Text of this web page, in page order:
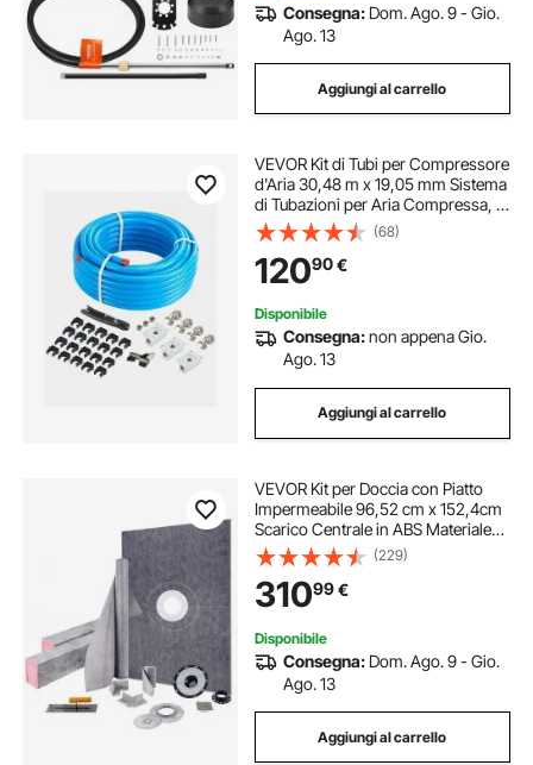
Consegna: Dom. Ago. 9 - Gio.
Ago. 13
Aggiungi al carrello
VEVOR Kit di Tubi per Compressore
d'Aria 30,48 m x 19,05 mm Sistema
di Tubazioni per Aria Compressa, a
Prova di Perdite, Resistente alla
Pressione, Kit di Tubi per Linee di
Aria Compressa per Garage
(68)
12090€
Disponibile
Consegna:non appena Gio.
Ago. 13
Aggiungi al carrello
VEVOR Kit per Doccia con Piatto
Impermeabile 96,52 cm x 152,4cm
Scarico Centrale in ABS Materiale
Tagliabile, Kit da Box Doccia Piatto
Rettangolare Impermeabile con
Scarico Centrale in Acciaio Inox
(229)
31099€
Disponibile
Consegna: Dom. Ago. 9 - Gio.
Ago. 13
Aggiungi al carrello